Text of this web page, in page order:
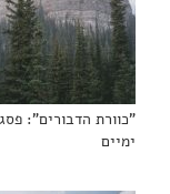
"כוורת הדבורים":
ימיים